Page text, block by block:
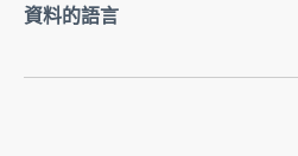
資料的語言